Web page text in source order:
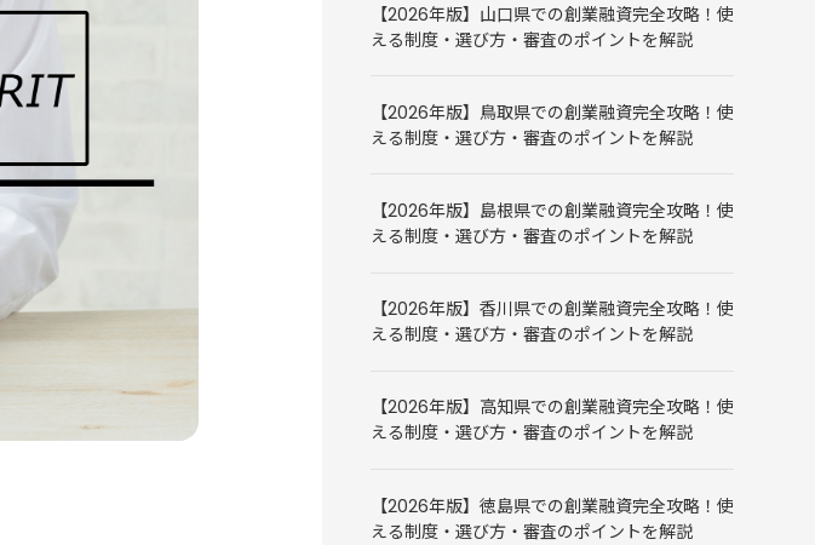
【2026年版】山口県での創業融資完全攻略！使
える制度・選び方・審査のポイントを解説
【2026年版】鳥取県での創業融資完全攻略！使
える制度・選び方・審査のポイントを解説
【2026年版】島根県での創業融資完全攻略！使
える制度・選び方・審査のポイントを解説
【2026年版】香川県での創業融資完全攻略！使
える制度・選び方・審査のポイントを解説
【2026年版】高知県での創業融資完全攻略！使
える制度・選び方・審査のポイントを解説
【2026年版】徳島県での創業融資完全攻略！使
える制度・選び方・審査のポイントを解説